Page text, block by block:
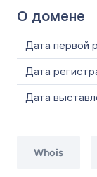
О домене
Дата первой
Дата
Дата
Whois